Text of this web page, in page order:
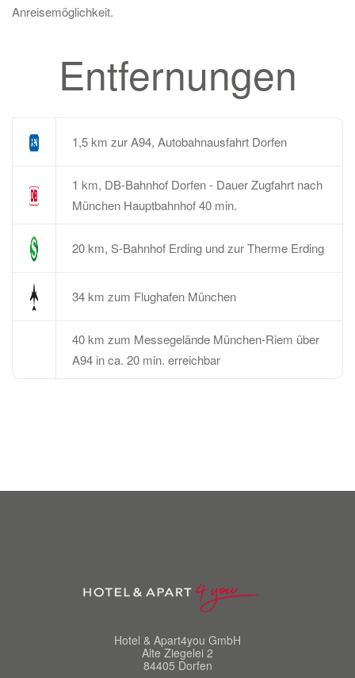
Anreisemöglichkeit.
Entfernungen
1,5 km zur A94, Autobahnausfahrt Dorfen
1 km, DB-Bahnhof Dorfen - Dauer Zugfahrt nach
München Hauptbahnhof 40 min.
20 km, S-Bahnhof Erding und zur Therme Erding
34 km zum Flughafen München
40 km zum Messegelände München-Riem über
A94 in ca. 20 min. erreichbar
Hotel & Apart4you GmbH
Alte Ziegelei 2
84405 Dorfen